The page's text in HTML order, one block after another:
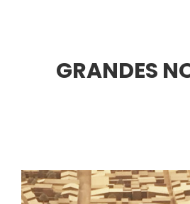
GRANDES